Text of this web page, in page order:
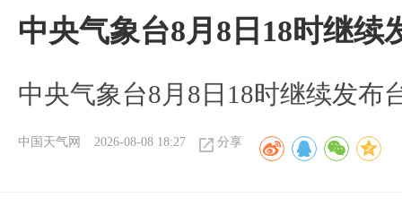
中央气象台8月8日18时继续
中央气象台8月8日18时继续发布
中国天气网 2026-08-08 18:27 分享